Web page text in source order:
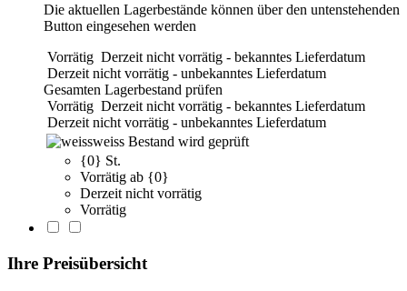
Die aktuellen Lagerbestände können über den untenstehenden
Button eingesehen werden
Vorrätig Derzeit nicht vorrätig - bekanntes Lieferdatum
Derzeit nicht vorrätig - unbekanntes Lieferdatum
Gesamten Lagerbestand prüfen
Vorrätig Derzeit nicht vorrätig - bekanntes Lieferdatum
Derzeit nicht vorrätig - unbekanntes Lieferdatum
weiss Bestand wird geprüft
{0} St.
Vorrätig ab {0}
Derzeit nicht vorrätig
Vorrätig
Ihre Preisübersicht